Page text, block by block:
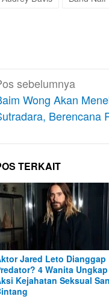
sebelumnya
Wong Akan
Berencana
TERKAIT
Jared Leto Dianggap
4 Wanita Ungkap
Kejahatan Seksual